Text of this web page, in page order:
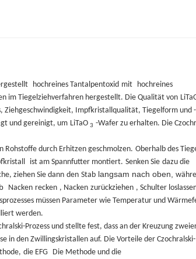
hochreines Tantalpentoxid mit hochreines
im Tiegelziehverfahren hergestellt. Die Qualität von
Impfkristallqualität, Tiegelform und
und gereinigt, um LiTaO 3 -Wafer zu erhalten. Die
Rohstoffe durch Erhitzen geschmolzen. Oberhalb des
ist am Spannfutter montiert. Senken Sie dazu die
ziehen Sie dann den Stab langsam nach oben,
Nacken recken , Nacken zurückziehen , Schulter
müssen Parameter wie Temperatur und
werden.
Prozess und stellte fest, dass an der Kreuzung
in den Zwillingskristallen auf. Die Vorteile der Czochralski-
die EFG
Die Methode und die